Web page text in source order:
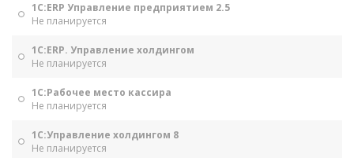
1С:ERP Управление предприятием 2.5
Не планируется
1С:ERP. Управление холдингом
Не планируется
1С:Рабочее место кассира
Не планируется
1С:Управление холдингом 8
Не планируется